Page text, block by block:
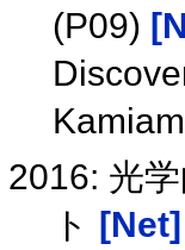
(P09)
2016: 光
ト [Net]